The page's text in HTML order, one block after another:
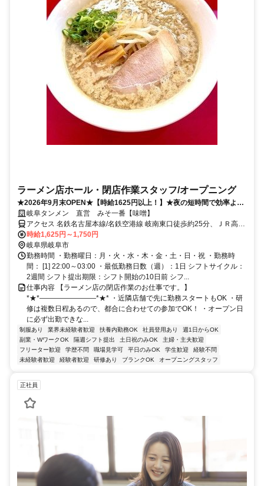
ラーメン店ホール・閉店作業スタッフ/オープニング
★2026年9月末OPEN★【時給1625円以上！】★夜の短時間で効率よく
稼げる！★深夜専任のスタッフ募集です◎
岐阜タンメン 直営 みそ一番【味噌】
アクセス 名鉄名古屋本線/名鉄空港線 岐南東口徒歩約25分、ＪＲ高山
本線 岐阜中央南口徒歩約30分、ＪＲ東海道本線 岐阜中央南口徒歩約
30分 21号沿い/「岐阜南警察署」近く
時給1,625円～1,750円
岐阜県岐阜市
勤務時間 ・勤務曜日：月・火・水・木・金・土・日・祝 ・勤務時
間： [1] 22:00～03:00 ・最低勤務日数（週）：1日 シフトサイクル：
2週間 シフト提出期限：シフト開始の10日前 シフ...
仕事内容 【ラーメン店の閉店作業のお仕事です。】
*★*――――――――*★* ・近隣店舗で先に勤務スタートもOK ・研
修は複数日程あるので、都合に合わせての参加でOK！ ・オープン日
に必ず出勤できな...
制服あり 業界未経験者歓迎 扶養内勤務OK 社員登用あり
週1日からOK
副業・WワークOK
隔週シフト提出 土日祝のみOK
主婦・主夫歓迎
フリーター歓迎
学歴不問 職場見学可 平日のみOK 学生歓迎
経験不問
未経験者歓迎
経験者歓迎 研修あり ブランクOK オープニングスタッフ
正社員